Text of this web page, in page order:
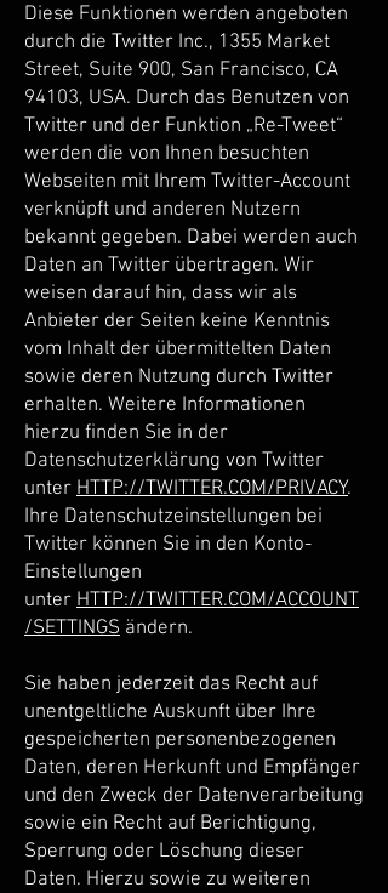
Diese Funktionen werden angeboten
durch die Twitter Inc., 1355 Market
Street, Suite 900, San Francisco, CA
94103, USA. Durch das Benutzen von
Twitter und der Funktion „Re-Tweet“
werden die von Ihnen besuchten
Webseiten mit Ihrem Twitter-Account
verknüpft und anderen Nutzern
bekannt gegeben. Dabei werden auch
Daten an Twitter übertragen. Wir
weisen darauf hin, dass wir als
Anbieter der Seiten keine Kenntnis
vom Inhalt der übermittelten Daten
sowie deren Nutzung durch Twitter
erhalten. Weitere Informationen
hierzu finden Sie in der
Datenschutzerklärung von Twitter
unter HTTP://TWITTER.COM/PRIVACY.
Ihre Datenschutzeinstellungen bei
Twitter können Sie in den Konto-
Einstellungen
unter HTTP://TWITTER.COM/ACCOUNT
/SETTINGS ändern.
Sie haben jederzeit das Recht auf
unentgeltliche Auskunft über Ihre
gespeicherten personenbezogenen
Daten, deren Herkunft und Empfänger
und den Zweck der Datenverarbeitung
sowie ein Recht auf Berichtigung,
Sperrung oder Löschung dieser
Daten. Hierzu sowie zu weiteren